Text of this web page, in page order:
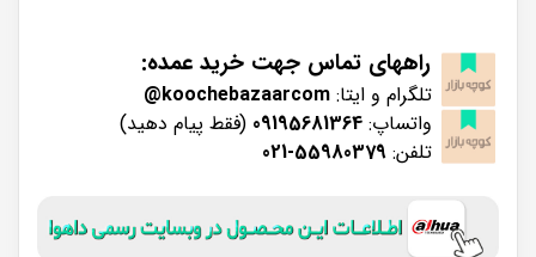
راههای تماس جهت خرید عمده:
تلگرام و ایتا: koochebazaarcom@
واتساپ:
(فقط پیام دهید)
تلفن: